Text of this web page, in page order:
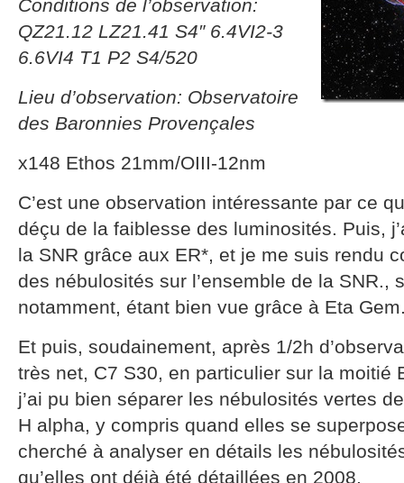
Conditions de l’observation:
QZ21.12 LZ21.41 S4″ 6.4VI2-3
6.6VI4 T1 P2 S4/520
Lieu d’observation: Observatoire
des Baronnies Provençales
x148 Ethos 21mm/OIII-12nm
C’est une observation intéressante par ce
déçu de la faiblesse des luminosités. Puis,
la SNR grâce aux ER*, et je me suis rendu
des nébulosités sur l’ensemble de la SNR.,
notamment, étant bien vue grâce à Eta
Et puis, soudainement, après 1/2h
très net, C7 S30, en particulier sur la moitié
j’ai pu bien séparer les nébulosités vertes
H alpha, y compris quand elles se
cherché à analyser en détails les
qu’elles ont déjà été détaillées en 2008.